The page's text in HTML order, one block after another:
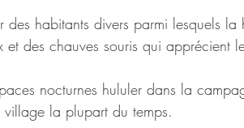
habitants divers parmi lesquels la
des chauves souris qui apprécient
nocturnes hululer dans la
village la plupart du temps.